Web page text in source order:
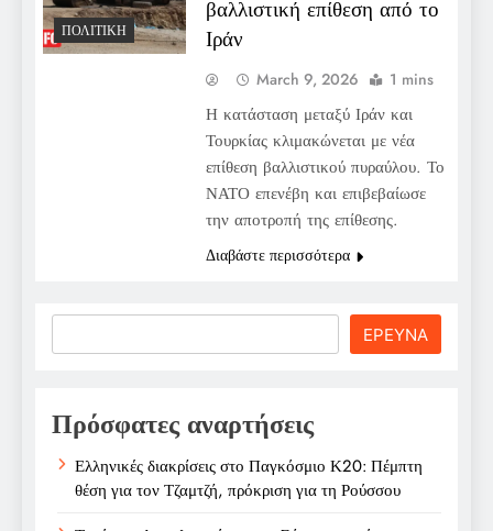
ΠΟΛΙΤΙΚΉ
βαλλιστική επίθεση από το
Ιράν
March 9, 2026 1 mins
Η κατάσταση μεταξύ Ιράν και
Τουρκίας κλιμακώνεται με νέα
επίθεση βαλλιστικού πυραύλου. Το
ΝΑΤΟ επενέβη και επιβεβαίωσε
την αποτροπή της επίθεσης.
Διαβάστε περισσότερα
ΕΡΕΥΝΑ
Πρόσφατες αναρτήσεις
Ελληνικές διακρίσεις στο Παγκόσμιο Κ20: Πέμπτη
θέση για τον Τζαμτζή, πρόκριση για τη Ρούσσου